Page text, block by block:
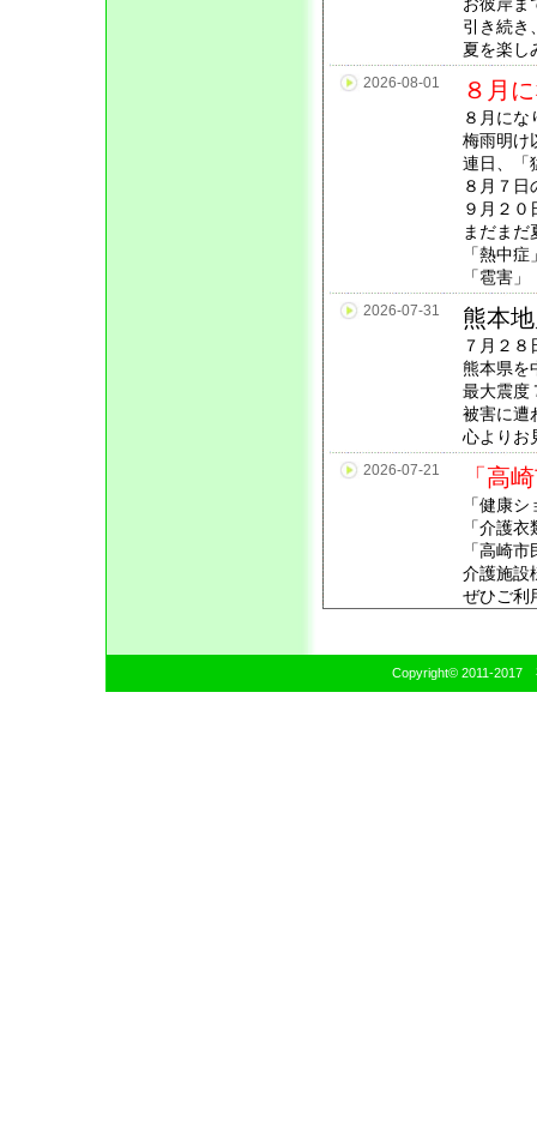
引き続き
夏を楽し
2026-08-01 ８月
８月にな
梅雨明け
連日、「
８月７日
９月２
まだまだ
「熱中
「雹害
2026-07-31 熊本
７月２８
熊本県を
最大震度
被害に遭
心よりお
2026-07-21 「高
「健康
「介護
「高崎
介護施設
ぜひご利
Copyright© 2011-2017